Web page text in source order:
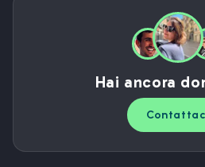
Hai ancora